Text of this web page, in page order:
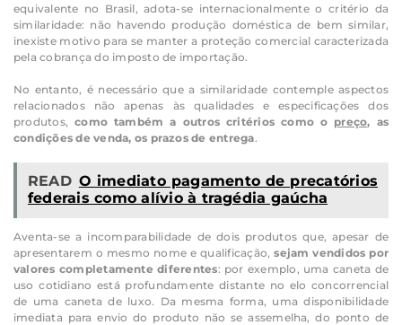
equivalente no Brasil, adota-se internacionalmente o critério da
similaridade: não havendo produção doméstica de bem similar,
inexiste motivo para se manter a proteção comercial caracterizada
pela cobrança do imposto de importação.
No entanto, é necessário que a similaridade contemple aspectos
relacionados não apenas às qualidades e especificações dos
produtos,como também a outros critérios como o preço, as
condições de venda, os prazos de entrega.
READ O imediato pagamento de precatórios
federais como alívio à tragédia gaúcha
Aventa-se a incomparabilidade de dois produtos que, apesar de
apresentarem o mesmo nome e qualificação,sejam vendidos por
valores completamente diferentes: por exemplo, uma caneta de
uso cotidiano está profundamente distante no elo concorrencial
de uma caneta de luxo. Da mesma forma, uma disponibilidade
imediata para envio do produto não se assemelha, do ponto de